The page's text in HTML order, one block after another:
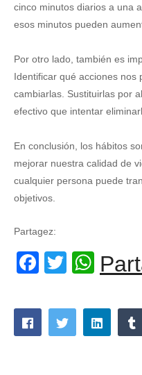
cinco minutos diarios a una
esos minutos pueden
Por otro lado, también es
Identificar qué acciones nos
cambiarlas. Sustituirlas por
efectivo que intentar
En conclusión, los hábitos
mejorar nuestra calidad de
cualquier persona puede
objetivos.
Partagez:
Facebook
Twitter